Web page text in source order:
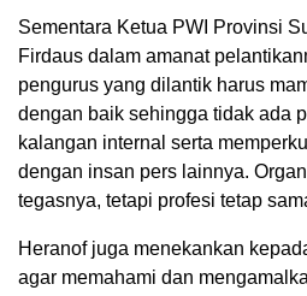
Sementara Ketua PWI Provinsi
Firdaus dalam amanat
pengurus yang dilantik harus
dengan baik sehingga tidak ada
kalangan internal serta
dengan insan pers lainnya.
tegasnya, tetapi profesi tetap
Heranof juga menekankan
agar memahami dan